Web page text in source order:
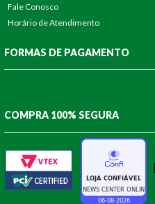
Fale Conosco
Horário de Atendimento
FORMAS DE PAGAMENTO
COMPRA 100% SEGURA